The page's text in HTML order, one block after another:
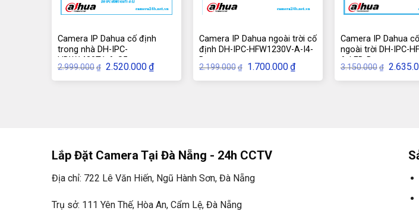
Chống ngược sáng (WDR): Có
Hỗ trợ nén video: H.265+/H.265/H.264+/H.264
Kết nối mạng: Ethernet (PoE – Power over Ethernet)
Camera quan sát Dahua ngoài trời DH-IPC-HFW1431S1-A-S4
Ống kính: 3.6mm (góc nhìn rộng hơn)
Chống ngược sáng (WDR): Có
Camera IP Dahua cố định
trong nhà DH-IPC-
HDW1430T1-A-S5
2.999.000 ₫ Giá
là:
2.520.000₫Giá
hiện
tại
Camera IP Dahua ngoài trời cố
định DH-IPC-HFW1230V-A-I4-
2.199.000 ₫
Giá
là:
1.700.000₫Giá
hiện
tại
Camera IP Dahua
ngoài trời DH-IPC-
3.150.000 ₫ Giá
là:
Lắp Đặt Camera Tại Đà Nẵng - 24h CCTV
Địa chỉ: 722 Lê Văn Hiến, Ngũ Hành Sơn, Đà Nẵng
Trụ sở: 111 Yên Thế, Hòa An, Cẩm Lệ, Đà Nẵng